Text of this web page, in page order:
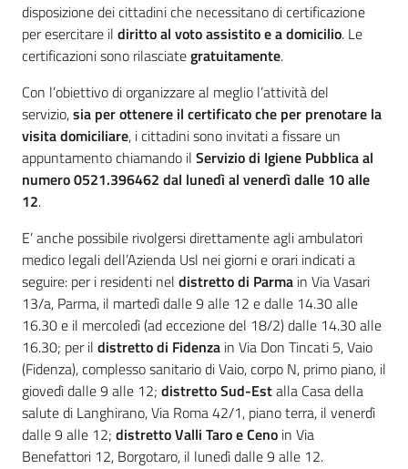
disposizione dei cittadini che necessitano di certificazione
per esercitare il diritto al voto assistito e a domicilio. Le
certificazioni sono rilasciategratuitamente.
Con l’obiettivo di organizzare al meglio l’attività del
servizio,sia per ottenere il certificato che per prenotare la
visita domiciliare, i cittadini sono invitati a fissare un
appuntamento chiamando il Servizio di Igiene Pubblica al
numero 0521.396462 dal lunedì al venerdì dalle 10 alle
12.
E’ anche possibile rivolgersi direttamente agli ambulatori
medico legali dell’Azienda Usl nei giorni e orari indicati a
seguire: per i residenti nel distretto di Parma in Via Vasari
13/a, Parma, il martedì dalle 9 alle 12 e dalle 14.30 alle
16.30 e il mercoledì (ad eccezione del 18/2) dalle 14.30 alle
16.30; per il distretto di Fidenza in Via Don Tincati 5, Vaio
(Fidenza), complesso sanitario di Vaio, corpo N, primo piano, il
giovedì dalle 9 alle 12; distretto Sud-Estalla Casa della
salute di Langhirano, Via Roma 42/1, piano terra, il venerdì
dalle 9 alle 12; distretto Valli Taro e Ceno in Via
Benefattori 12, Borgotaro, il lunedì dalle 9 alle 12.